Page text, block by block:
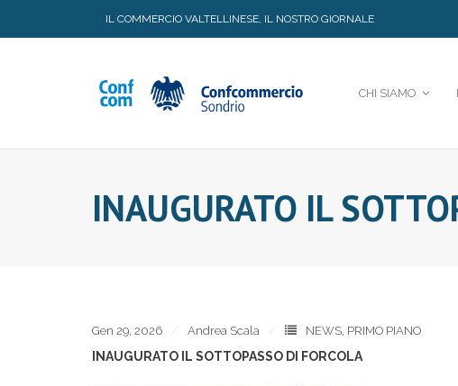
IL COMMERCIO VALTELLINESE, IL NOSTRO GIORNALE
CHI SIAMO
INAUGURATO IL
Gen 29, 2026 Andrea Scala NEWS, PRIMO PIANO
INAUGURATO IL SOTTOPASSO DI FORCOLA